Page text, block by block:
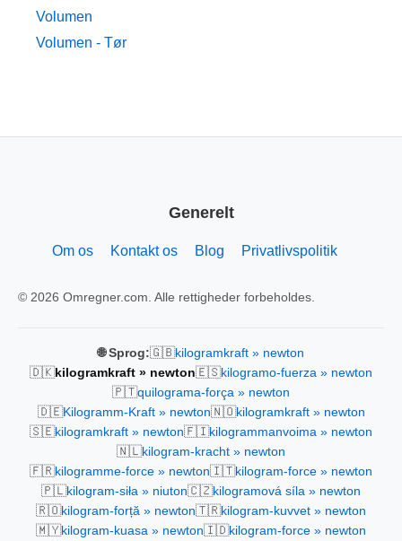
Volumen
Volumen - Tør
Generelt
Om os Kontakt os Blog Privatlivspolitik
© 2026 Omregner.com. Alle rettigheder forbeholdes.
🌐 Sprog:🇬🇧kilogramkraft » newton
🇩🇰kilogramkraft » newton🇪🇸kilogramo-fuerza » newton
🇵🇹quilograma-força » newton
🇩🇪Kilogramm-Kraft » newton🇳🇴kilogramkraft » newton
🇸🇪kilogramkraft » newton🇫🇮kilogrammanvoima » newton
🇳🇱kilogram-kracht » newton
🇫🇷kilogramme-force » newton🇮🇹kilogram-force » newton
🇵🇱kilogram-siła » niuton🇨🇿kilogramová síla » newton
🇷🇴kilogram-forță » newton🇹🇷kilogram-kuvvet » newton
🇲🇾kilogram-kuasa » newton🇮🇩kilogram-force » newton